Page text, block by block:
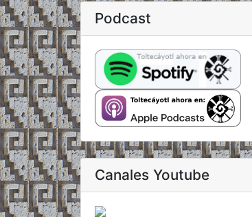
Podcast
Canales Youtube